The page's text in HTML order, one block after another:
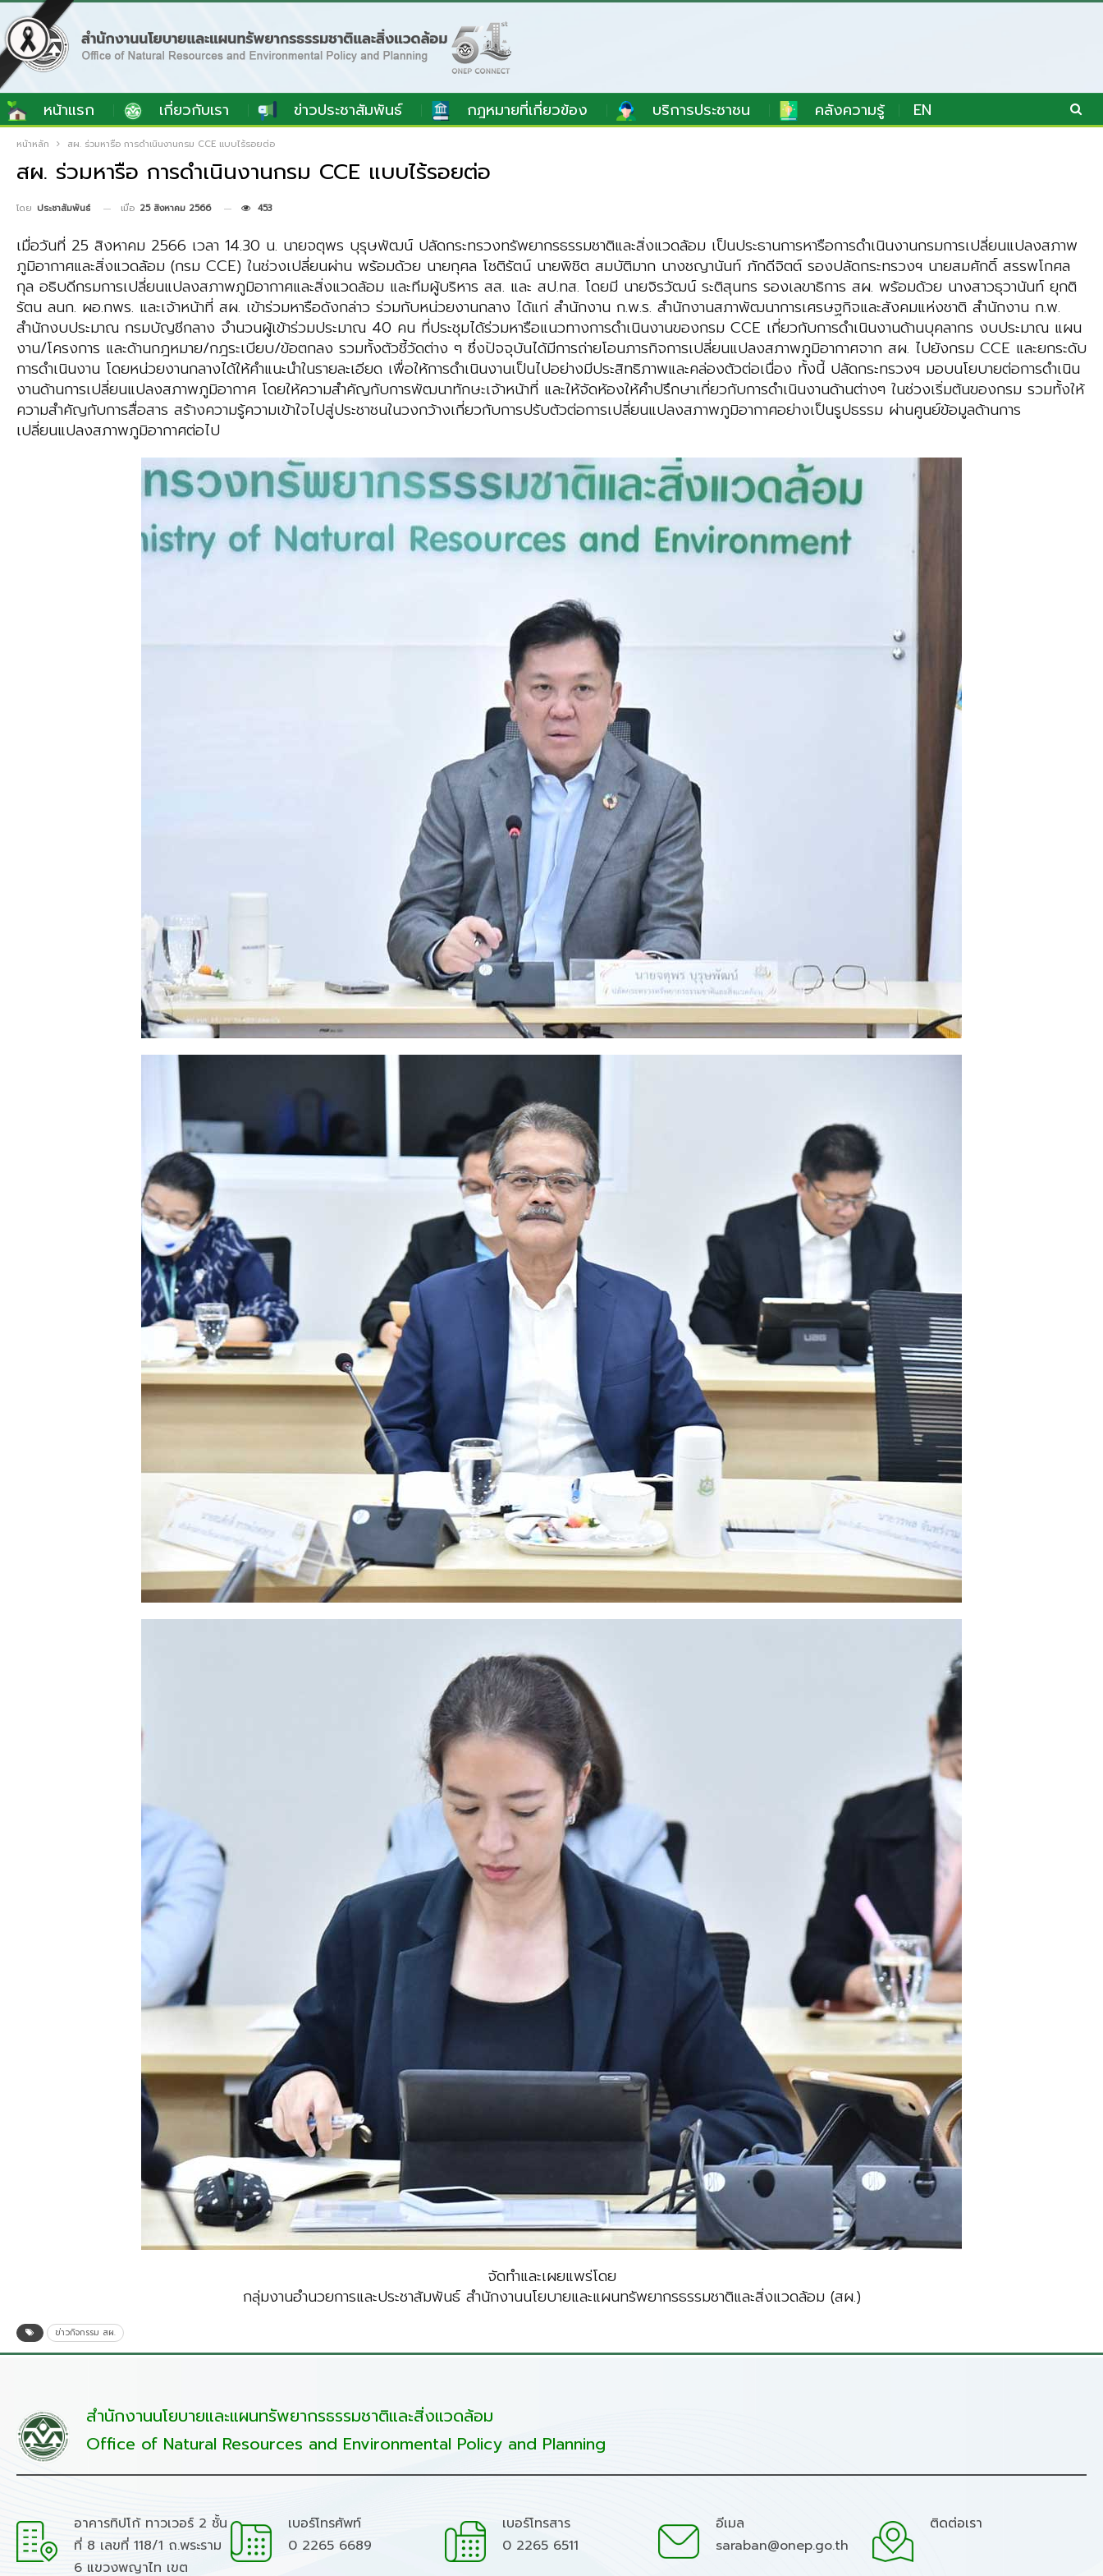
หน้าแรก เกี่ยวกับเรา ข่าวประชาสัมพันธ์ กฎหมายที่เกี่ยวข้อง บริการประชาชน คลังความรู้ EN
หน้าหลัก สผ. ร่วมหารือ การดำเนินงานกรม CCE แบบไร้รอยต่อ
สผ. ร่วมหารือ การดำเนินงานกรม CCE แบบไร้รอยต่อ
โดย ประชาสัมพันธ์ เมื่อ 25 สิงหาคม 2566 453
เมื่อวันที่ 25 สิงหาคม 2566 เวลา 14.30 น. นายจตุพร บุรุษพัฒน์ ปลัดกระทรวงทรัพยากรธรรมชาติและสิ่งแวดล้อม เป็นประธานการหารือการดำเนินงานกรมการเปลี่ยนแปลงสภาพ
ภูมิอากาศและสิ่งแวดล้อม (กรม CCE) ในช่วงเปลี่ยนผ่าน พร้อมด้วย นายกุศล โชติรัตน์ นายพิชิต สมบัติมาก นางชญานันท์ ภักดีจิตต์ รองปลัดกระทรวงฯ นายสมศักดิ์ สรรพโกศล
กุล อธิบดีกรมการเปลี่ยนแปลงสภาพภูมิอากาศและสิ่งแวดล้อม และทีมผู้บริหาร สส. และ สป.ทส. โดยมี นายจิรวัฒน์ ระติสุนทร รองเลขาธิการ สผ. พร้อมด้วย นางสาวธุวานันท์ ยุกติ
รัตน ลนก. ผอ.กพร. และเจ้าหน้าที่ สผ. เข้าร่วมหารือดังกล่าว ร่วมกับหน่วยงานกลาง ได้แก่ สำนักงาน ก.พ.ร. สำนักงานสภาพัฒนาการเศรษฐกิจและสังคมแห่งชาติ สำนักงาน ก.พ.
สำนักงบประมาณ กรมบัญชีกลาง จำนวนผู้เข้าร่วมประมาณ 40 คน ที่ประชุมได้ร่วมหารือแนวทางการดำเนินงานของกรม CCE เกี่ยวกับการดำเนินงานด้านบุคลากร งบประมาณ แผน
งาน/โครงการ และด้านกฎหมาย/กฎระเบียบ/ข้อตกลง รวมทั้งตัวชี้วัดต่าง ๆ ซึ่งปัจจุบันได้มีการถ่ายโอนภารกิจการเปลี่ยนแปลงสภาพภูมิอากาศจาก สผ. ไปยังกรม CCE และยกระดับ
การดำเนินงาน โดยหน่วยงานกลางได้ให้คำแนะนำในรายละเอียด เพื่อให้การดำเนินงานเป็นไปอย่างมีประสิทธิภาพและคล่องตัวต่อเนื่อง ทั้งนี้ ปลัดกระทรวงฯ มอบนโยบายต่อการดำเนิน
งานด้านการเปลี่ยนแปลงสภาพภูมิอากาศ โดยให้ความสำคัญกับการพัฒนาทักษะเจ้าหน้าที่ และให้จัดห้องให้คำปรึกษาเกี่ยวกับการดำเนินงานด้านต่างๆ ในช่วงเริ่มต้นของกรม รวมทั้งให้
ความสำคัญกับการสื่อสาร สร้างความรู้ความเข้าใจไปสู่ประชาชนในวงกว้างเกี่ยวกับการปรับตัวต่อการเปลี่ยนแปลงสภาพภูมิอากาศอย่างเป็นรูปธรรม ผ่านศูนย์ข้อมูลด้านการ
เปลี่ยนแปลงสภาพภูมิอากาศต่อไป
จัดทำและเผยแพร่โดย
กลุ่มงานอำนวยการและประชาสัมพันธ์ สำนักงานนโยบายและแผนทรัพยากรธรรมชาติและสิ่งแวดล้อม (สผ.)
ข่าวกิจกรรม สผ.
สำนักงานนโยบายและแผนทรัพยากรธรรมชาติและสิ่งแวดล้อม
Office of Natural Resources and Environmental Policy and Planning
อาคารทิปโก้ ทาวเวอร์ 2 ชั้น
ที่ 8 เลขที่ 118/1 ถ.พระราม
6 แขวงพญาไท เขต
เบอร์โทรศัพท์
0 2265 6689
เบอร์โทรสาร
0 2265 6511
อีเมล
saraban@onep.go.th
ติดต่อเรา